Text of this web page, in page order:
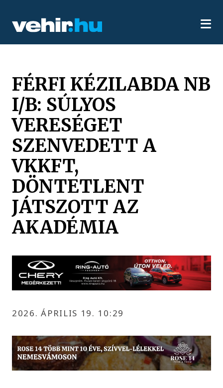
FÉRFI KÉZILABDA NB
I/B: SÚLYOS
VERESÉGET
SZENVEDETT A
VKKFT,
DÖNTETLENT
JÁTSZOTT AZ
AKADÉMIA
2026. ÁPRILIS 19. 10:29